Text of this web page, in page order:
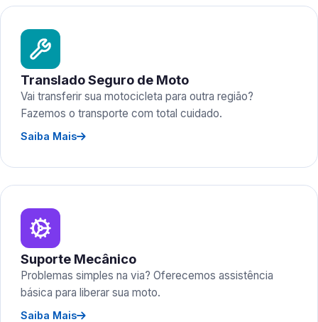
Translado Seguro de Moto
Vai transferir sua motocicleta para outra região?
Fazemos o transporte com total cuidado.
Saiba Mais
Suporte Mecânico
Problemas simples na via? Oferecemos assistência
básica para liberar sua moto.
Saiba Mais